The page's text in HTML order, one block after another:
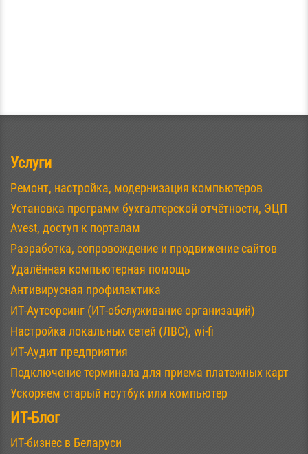
Услуги
Ремонт, настройка, модернизация компьютеров
Установка программ бухгалтерской отчётности, ЭЦП
Avest, доступ к порталам
Разработка, сопровождение и продвижение сайтов
Удалённая компьютерная помощь
Антивирусная профилактика
ИТ-Аутсорсинг (ИТ-обслуживание организаций)
Настройка локальных сетей (ЛВС), wi-fi
ИТ-Аудит предприятия
Подключение терминала для приема платежных карт
Ускоряем старый ноутбук или компьютер
ИТ-Блог
ИТ-бизнес в Беларуси